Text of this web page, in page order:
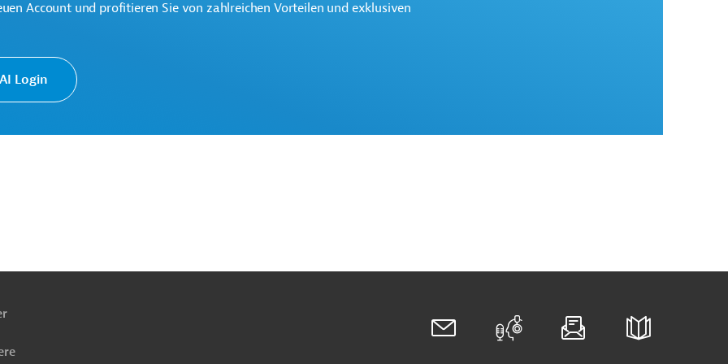
Account und profitieren Sie von zahlreichen Vorteilen und exklusiven
Login